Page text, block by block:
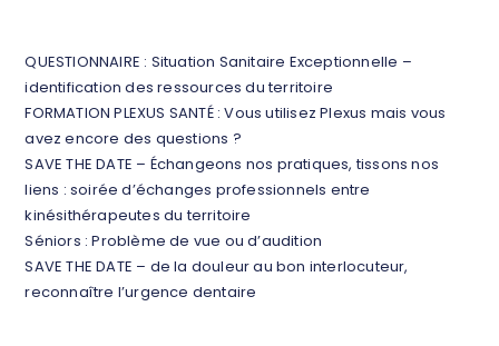
QUESTIONNAIRE : Situation Sanitaire Exceptionnelle –
identification des ressources du territoire
FORMATION PLEXUS SANTÉ : Vous utilisez Plexus mais vous
avez encore des questions ?
SAVE THE DATE – Échangeons nos pratiques, tissons nos
liens : soirée d’échanges professionnels entre
kinésithérapeutes du territoire
Séniors : Problème de vue ou d’audition
SAVE THE DATE – de la douleur au bon interlocuteur,
reconnaître l’urgence dentaire